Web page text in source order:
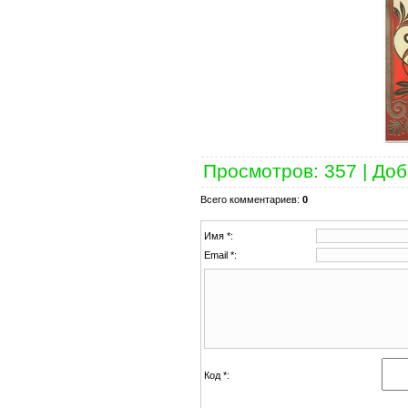
Просмотров: 357 |
Всего комментариев: 0
Имя *:
Email *:
Код *: